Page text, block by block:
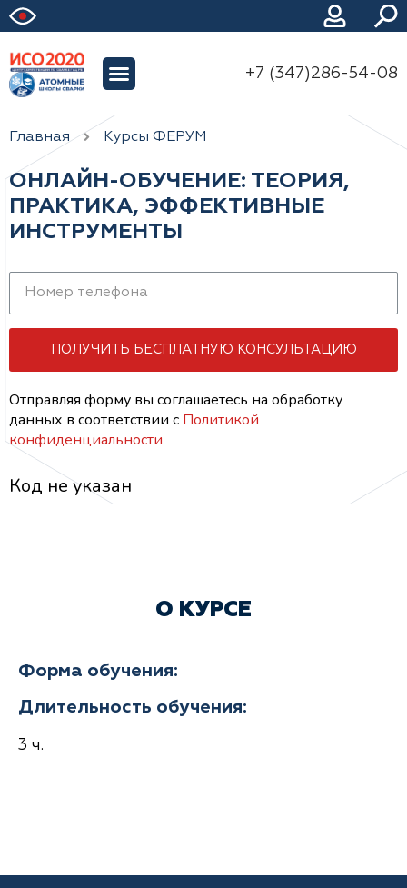
+7 (347)286-54-08
Главная Курсы ФЕРУМ
ОНЛАЙН-ОБУЧЕНИЕ: ТЕОРИЯ,
ПРАКТИКА, ЭФФЕКТИВНЫЕ
ИНСТРУМЕНТЫ
ПОЛУЧИТЬ БЕСПЛАТНУЮ КОНСУЛЬТАЦИЮ
Отправляя форму вы соглашаетесь на обработку
данных в соответствии с Политикой
конфиденциальности
Код не указан
О КУРСЕ
Форма обучения:
Длительность обучения:
3 ч.